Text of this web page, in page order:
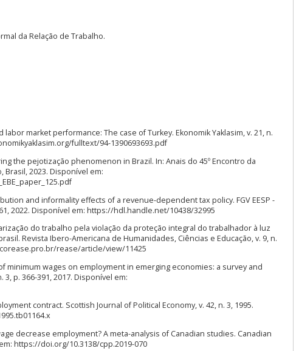
da Relação de Trabalho.
labor market performance: The case of Turkey. Ekonomik Yaklasim, v. 21, n.
fulltext/94-1390693693.pdf
the pejotização phenomenon in Brazil. In: Anais do 45º Encontro da
Brasil, 2023. Disponível em:
and informality effects of a revenue-dependent tax policy. FGV EESP -
2022. Disponível em: https://hdl.handle.net/10438/32995
do trabalho pela violação da proteção integral do trabalhador à luz
Revista Ibero-Americana de Humanidades, Ciências e Educação, v. 9, n.
rease/article/view/11425
of minimum wages on employment in emerging economies: a survey and
p. 366-391, 2017. Disponível em:
contract. Scottish Journal of Political Economy, v. 42, n. 3, 1995.
decrease employment? A meta-analysis of Canadian studies. Canadian
https://doi.org/10.3138/cpp.2019-070